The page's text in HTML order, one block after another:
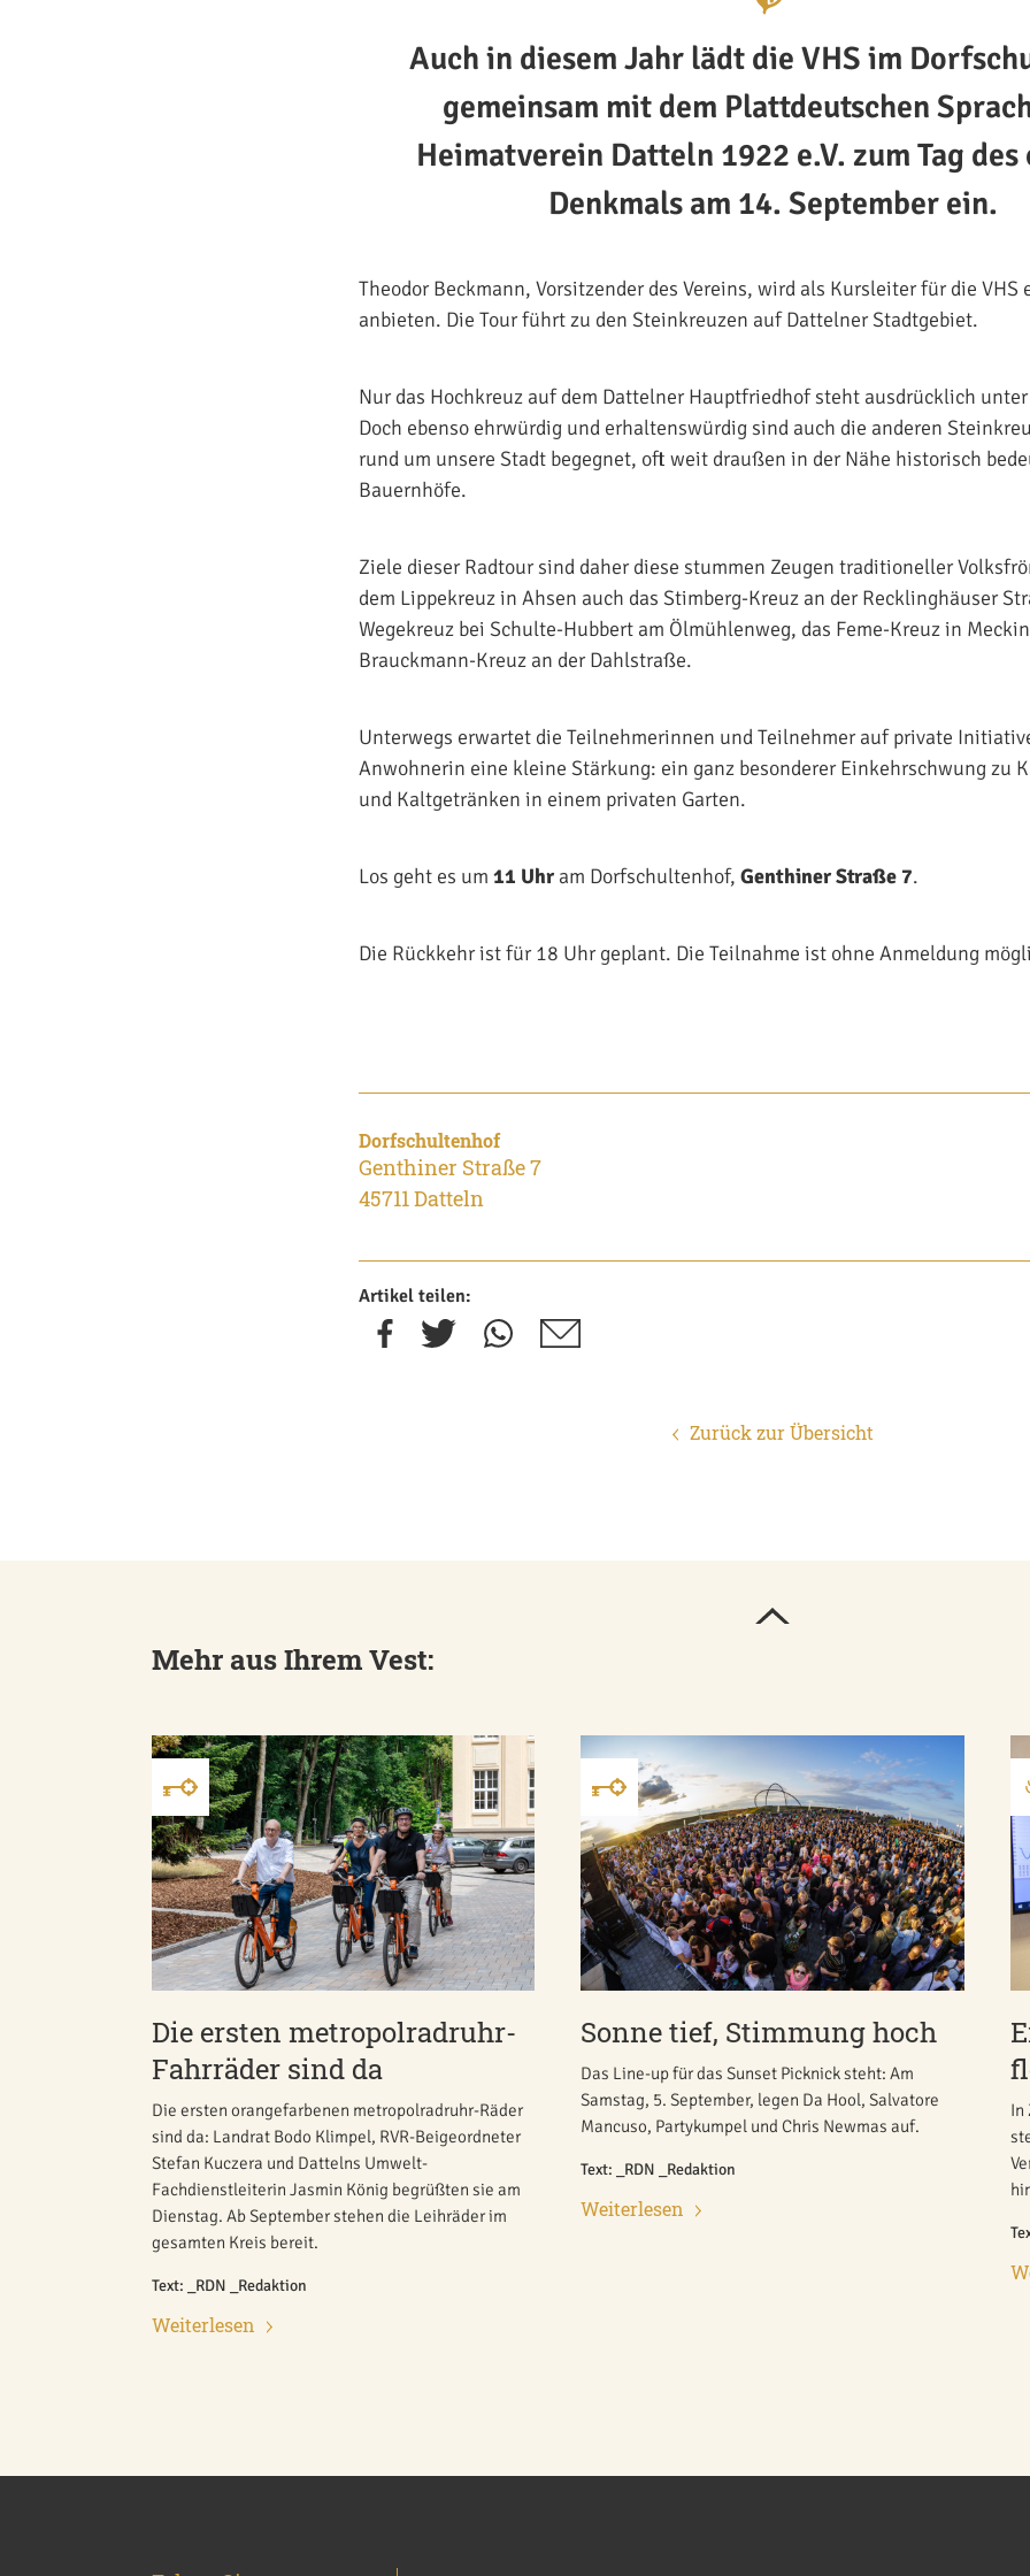
Auch in diesem Jahr lädt die VHS im
gemeinsam mit dem Plattdeutschen
Heimatverein Datteln 1922 e.V. zum Tag des
Denkmals am 14. September ein.
Theodor Beckmann, Vorsitzender des Vereins, wird als Kursleiter für die VHS
anbieten. Die Tour führt zu den Steinkreuzen auf Dattelner Stadtgebiet.
Nur das Hochkreuz auf dem Dattelner Hauptfriedhof steht ausdrücklich
Doch ebenso ehrwürdig und erhaltenswürdig sind auch die anderen
rund um unsere Stadt begegnet, oft weit draußen in der Nähe historisch
Bauernhöfe.
Ziele dieser Radtour sind daher diese stummen Zeugen traditioneller
dem Lippekreuz in Ahsen auch das Stimberg-Kreuz an der Recklinghäuser
Wegekreuz bei Schulte-Hubbert am Ölmühlenweg, das Feme-Kreuz in
Brauckmann-Kreuz an der Dahlstraße.
Unterwegs erwartet die Teilnehmerinnen und Teilnehmer auf private
Anwohnerin eine kleine Stärkung: ein ganz besonderer Einkehrschwung zu
und Kaltgetränken in einem privaten Garten.
Los geht es um 11 Uhr am Dorfschultenhof, Genthiner Straße 7.
Die Rückkehr ist für 18 Uhr geplant. Die Teilnahme ist ohne Anmeldung
Dorfschultenhof
Genthiner Straße 7
45711 Datteln
Artikel teilen:
Zurück zur Übersicht
Mehr aus Ihrem Vest:
Die ersten metropolradruhr-
Fahrräder sind da
Die ersten orangefarbenen metropolradruhr-Räder
sind da: Landrat Bodo Klimpel, RVR-Beigeordneter
Stefan Kuczera und Dattelns Umwelt-
Fachdienstleiterin Jasmin König begrüßten sie am
Dienstag. Ab September stehen die Leihräder im
gesamten Kreis bereit.
Text: _RDN _Redaktion
Weiterlesen
Sonne tief, Stimmung hoch
Das Line-up für das Sunset Picknick steht: Am
Samstag, 5. September, legen Da Hool, Salvatore
Mancuso, Partykumpel und Chris Newmas auf.
Text: _RDN _Redaktion
Weiterlesen
In